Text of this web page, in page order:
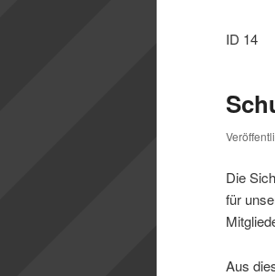
ID 14
Die
für
Aus